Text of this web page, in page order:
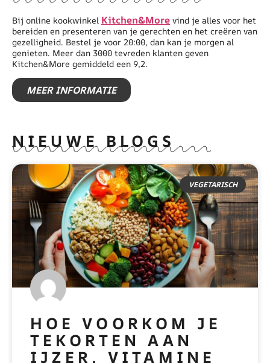
Bij online kookwinkel Kitchen&More vind je alles voor het
bereiden en presenteren van je gerechten en het creëren van
gezelligheid. Bestel je voor 20:00, dan kan je morgen al
genieten. Meer dan 3000 tevreden klanten geven
Kitchen&More gemiddeld een 9,2.
MEER INFORMATIE
NIEUWE BLOGS
VEGETARISCH
HOE VOORKOM JE
TEKORTEN AAN
IJZER, VITAMINE